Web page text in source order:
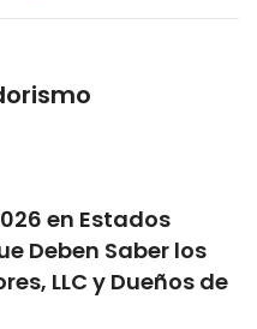
en Estados
Deben Saber los
LLC y Dueños de